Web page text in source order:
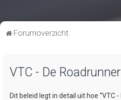
Forumoverzicht
VTC - De
Dit beleid legt in detail uit hoe “VTC